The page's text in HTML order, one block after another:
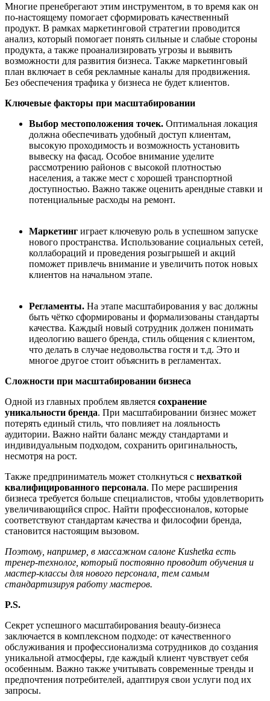
Многие пренебрегают этим инструментом, в то время как он
по-настоящему помогает сформировать качественный
продукт. В рамках маркетинговой стратегии проводится
анализ, который помогает понять сильные и слабые стороны
продукта, а также проанализировать угрозы и выявить
возможности для развития бизнеса. Также маркетинговый
план включает в себя рекламные каналы для продвижения.
Без обеспечения трафика у бизнеса не будет клиентов.
Ключевые факторы при масштабировании
Выбор местоположения точек. Оптимальная локация
должна обеспечивать удобный доступ клиентам,
высокую проходимость и возможность установить
вывеску на фасад. Особое внимание уделите
рассмотрению районов с высокой плотностью
населения, а также мест с хорошей транспортной
доступностью. Важно также оценить арендные ставки и
потенциальные расходы на ремонт.
Маркетинг играет ключевую роль в успешном запуске
нового пространства. Использование социальных сетей,
коллабораций и проведения розыгрышей и акций
поможет привлечь внимание и увеличить поток новых
клиентов на начальном этапе.
Регламенты. На этапе масштабирования у вас должны
быть чётко сформированы и формализованы стандарты
качества. Каждый новый сотрудник должен понимать
идеологию вашего бренда, стиль общения с клиентом,
что делать в случае недовольства гостя и т.д. Это и
многое другое стоит объяснить в регламентах.
Сложности при масштабировании бизнеса
Одной из главных проблем является сохранение
уникальности бренда. При масштабировании бизнес может
потерять единый стиль, что повлияет на лояльность
аудитории. Важно найти баланс между стандартами и
индивидуальным подходом, сохранить оригинальность,
несмотря на рост.
Также предприниматель может столкнуться с нехваткой
квалифицированного персонала. По мере расширения
бизнеса требуется больше специалистов, чтобы удовлетворить
увеличивающийся спрос. Найти профессионалов, которые
соответствуют стандартам качества и философии бренда,
становится настоящим вызовом.
Поэтому , например, в массажном салоне Kushetka есть
тренер-технолог, который постоянно проводит обучения и
мастер-классы для нового персонала, тем самым
стандартизируя работу мастеров.
P.S.
Секрет успешного масштабирования beauty-бизнеса
заключается в комплексном подходе: от качественного
обслуживания и профессионализма сотрудников до создания
уникальной атмосферы, где каждый клиент чувствует себя
особенным. Важно также учитывать современные тренды и
предпочтения потребителей, адаптируя свои услуги под их
запросы.